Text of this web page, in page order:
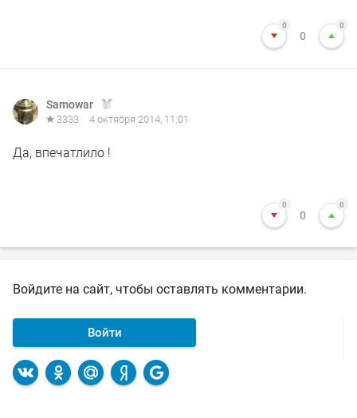
0
0
0
Samowar
3333 4 октября 2014, 11:01
Да, впечатлило !
0
0
0
Войдите на сайт, чтобы оставлять комментарии.
Войти